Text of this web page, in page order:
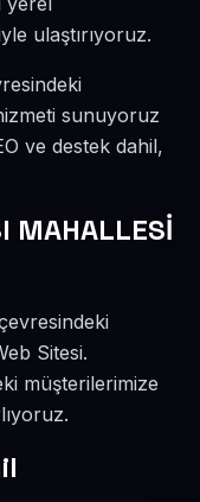
ulaştırıyoruz.
sunuyoruz
ve destek dahil,
MAHALLESİ
Sitesi.
müşterilerimize